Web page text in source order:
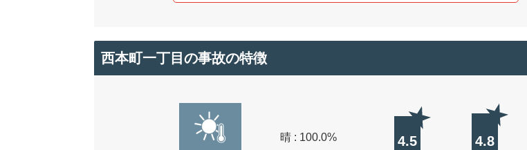
西本町一丁目の事故の特徴
晴 : 100.0% 4.5 4.8